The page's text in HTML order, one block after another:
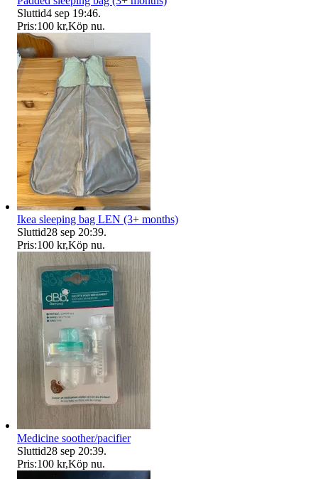
Sluttid4 sep 19:46.
Pris:100 kr,Köp nu.
Ikea sleeping bag LEN (3+ months)
Sluttid28 sep 20:39.
Pris:100 kr,Köp nu.
Medicine soother/pacifier
Sluttid28 sep 20:39.
Pris:100 kr,Köp nu.